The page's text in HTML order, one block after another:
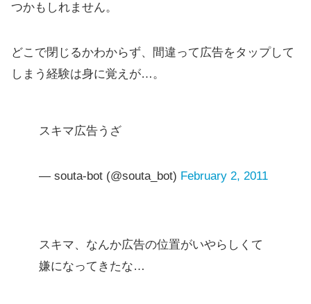
つかもしれません。
どこで閉じるかわからず、間違って広告をタップして
しまう経験は身に覚えが…。
スキマ広告うざ
— souta-bot (@souta_bot) February 2, 2011
スキマ、なんか広告の位置がいやらしくて
嫌になってきたな…